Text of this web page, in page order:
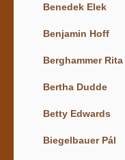
Benedek Elek
Benjamin Hoff
Berghammer Rita
Bertha Dudde
Betty Edwards
Biegelbauer Pál